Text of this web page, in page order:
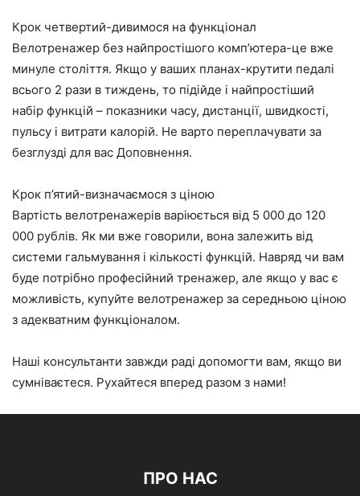
Крок четвертий-дивимося на функціонал
Велотренажер без найпростішого комп’ютера-це вже
минуле століття. Якщо у ваших планах-крутити педалі
всього 2 рази в тиждень, то підійде і найпростіший
набір функцій – показники часу, дистанції, швидкості,
пульсу і витрати калорій. Не варто переплачувати за
безглузді для вас Доповнення.
Крок п’ятий-визначаємося з ціною
Вартість велотренажерів варіюється від 5 000 до 120
000 рублів. Як ми вже говорили, вона залежить від
системи гальмування і кількості функцій. Навряд чи вам
буде потрібно професійний тренажер, але якщо у вас є
можливість, купуйте велотренажер за середньою ціною
з адекватним функціоналом.
Наші консультанти завжди раді допомогти вам, якщо ви
сумніваєтеся. Рухайтеся вперед разом з нами!
ПРО НАС